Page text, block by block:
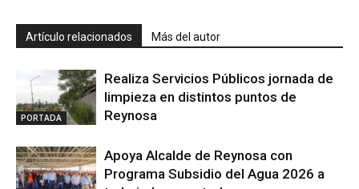
Artículo relacionados Más del autor
PORTADA
Realiza Servicios Públicos jornada de
limpieza en distintos puntos de
Reynosa
Apoya Alcalde de Reynosa con
Programa Subsidio del Agua 2026 a